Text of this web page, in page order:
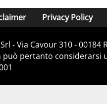
Privacy Policy
Via Cavour 310 - 00184
pertanto considerarsi